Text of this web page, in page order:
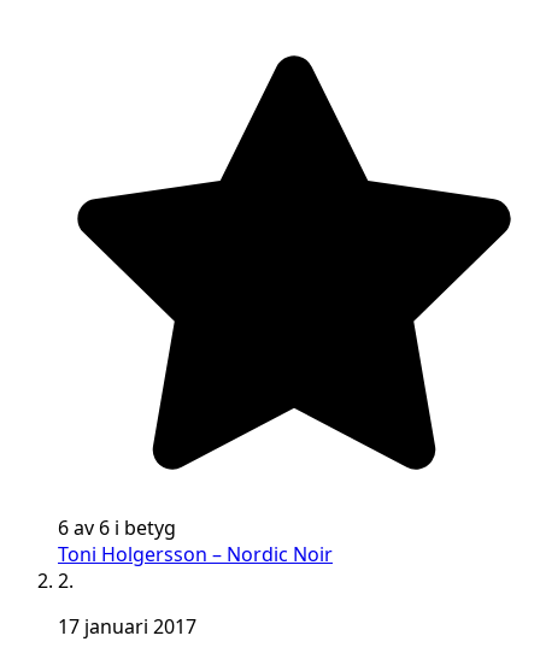
6 av 6 i betyg
Toni Holgersson – Nordic Noir
2.
17 januari 2017